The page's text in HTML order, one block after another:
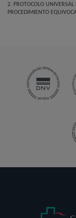
2. PROTOCOLO UNIVERSAL
PROCEDIMIENTO